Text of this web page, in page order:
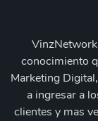
VinzNetwork
conocimiento
Marketing
a ingresar a
clientes y mas